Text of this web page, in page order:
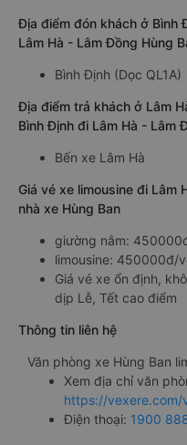
Địa điểm đón khách ở Bình
Lâm Hà - Lâm Đồng Hùng
Bình Định (Dọc QL1A)
Địa điểm trả khách ở Lâm
Bình Định đi Lâm Hà - Lâm
Bến xe Lâm Hà
Giá vé xe limousine đi Lâm
nhà xe Hùng Ban
giường nằm:
limousine: 450000đ/
Giá vé xe ổn định,
dịp Lễ, Tết cao điểm
Thông tin liên hệ
Văn phòng xe Hùng Ban
Xem địa chỉ văn
https://vexere.com/
Điện thoại: 1900